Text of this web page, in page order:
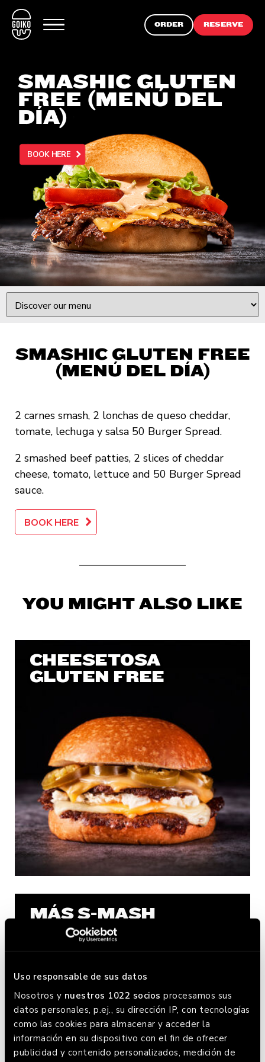
Uso responsable de sus datos
Nosotros y nuestros 1022 socios procesamos sus
datos personales, p.ej., su dirección IP, con tecnologías
como las cookies para almacenar y acceder la
información en su dispositivo con el fin de ofrecer
publicidad y contenido personalizados, medición de
ORDER RESERVE
SMASHIC GLUTEN
FREE (MENÚ DEL
DÍA)
BOOK HERE
SMASHIC GLUTEN FREE
(MENÚ DEL DÍA)
2 carnes smash, 2 lonchas de queso cheddar,
tomate, lechuga y salsa 50 Burger Spread.
2 smashed beef patties, 2 slices of cheddar
cheese, tomato, lettuce and 50 Burger Spread
sauce.
BOOK HERE
YOU MIGHT ALSO LIKE
CHEESETOSA
GLUTEN FREE
MÁS S-MASH
GLUTEN FREE